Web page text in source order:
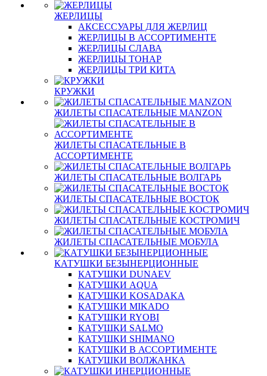
ЖЕРЛИЦЫ
АКСЕССУАРЫ ДЛЯ ЖЕРЛИЦ
ЖЕРЛИЦЫ В АССОРТИМЕНТЕ
ЖЕРЛИЦЫ СЛАВА
ЖЕРЛИЦЫ ТОНАР
ЖЕРЛИЦЫ ТРИ КИТА
КРУЖКИ
ЖИЛЕТЫ СПАСАТЕЛЬНЫЕ MANZON
ЖИЛЕТЫ СПАСАТЕЛЬНЫЕ В
АССОРТИМЕНТЕ
ЖИЛЕТЫ СПАСАТЕЛЬНЫЕ ВОЛГАРЬ
ЖИЛЕТЫ СПАСАТЕЛЬНЫЕ ВОСТОК
ЖИЛЕТЫ СПАСАТЕЛЬНЫЕ КОСТРОМИЧ
ЖИЛЕТЫ СПАСАТЕЛЬНЫЕ МОБУЛА
КАТУШКИ БЕЗЫНЕРЦИОННЫЕ
КАТУШКИ DUNAEV
КАТУШКИ AQUA
КАТУШКИ KOSADAKA
КАТУШКИ MIKADO
КАТУШКИ RYOBI
КАТУШКИ SALMO
КАТУШКИ SHIMANO
КАТУШКИ В АССОРТИМЕНТЕ
КАТУШКИ ВОЛЖАНКА